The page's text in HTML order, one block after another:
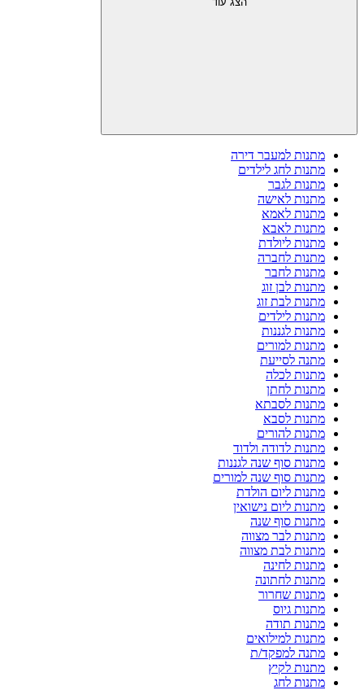
מתנות למעבר דירה
מתנות לחג לילדים
מתנות לגבר
מתנות לאישה
מתנות לאמא
מתנות לאבא
מתנות ליולדת
מתנות לחברה
מתנות לחבר
מתנות לבן זוג
מתנות לבת זוג
מתנות לילדים
מתנות לגננות
מתנות למורים
מתנה לסייעת
מתנות לכלה
מתנות לחתן
מתנות לסבתא
מתנות לסבא
מתנות להורים
מתנות לדודה ולדוד
מתנות סוף שנה לגננות
מתנות סוף שנה למורים
מתנות ליום הולדת
מתנות ליום נישואין
מתנות סוף שנה
מתנות לבר מצווה
מתנות לבת מצווה
מתנות לחינה
מתנות לחתונה
מתנות שחרור
מתנות גיוס
מתנות תודה
מתנות למילואים
מתנה למפקד/ת
מתנות לקיץ
מתנות לחג